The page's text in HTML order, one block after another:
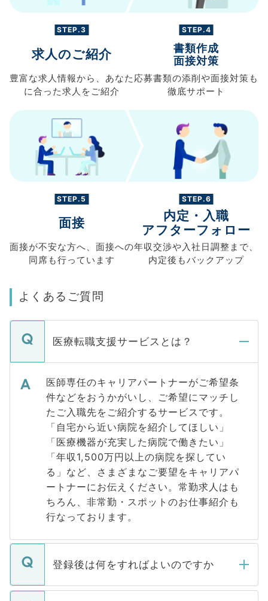
STEP.3
求人のご紹介
豊富な求人情報から、 あなた
に合った求人を ご紹介
STEP.4
書類作成
面接対策
応募書類の添削や面接対策も
徹底サポート
STEP.5
面接
面接が不安な方へ、 面接への
同席も行っています
STEP.6
内定・入職
アフターフォロー
年収交渉や入社日調整まで、
内定後もバックアップ
よくあるご質問
医療転職支援サービスとは？
医師専任のキャリアパートナーがご希望条
件などをおうかがいし、ご希望にマッチし
たご入職先をご紹介するサービスです。
「自宅から近い病院を紹介してほしい」
「医療機器が充実した病院で働きたい」
「年収1,500万円以上の病院を探してい
る」など、さまざまなご要望をキャリアパ
ートナーにお伝えください。常勤求人はも
ちろん、非常勤・スポットのお仕事紹介も
行なっております。
登録後は何をすればよいのですか
ご登録いただきましたら、弊社担当者がご